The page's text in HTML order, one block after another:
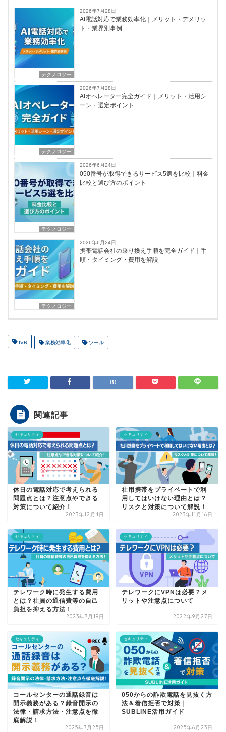
テクノロジー
2026年7月28日
AI電話対応で業務効率化｜メリット・デメリッ
ト・業界別事例
テクノロジー
2026年7月28日
AIオペレーター完全ガイド｜メリット・活用シ
ーン・選定ポイント
テクノロジー
2026年6月24日
050番号が取得できるサービス5選を比較｜料金
比較と選び方のポイント
テクノロジー
2026年6月24日
携帯電話会社の乗り換え手順を完全ガイド｜手
順・タイミング・費用を解説
IVR 業務効率化 ツール
関連記事
セキュリティ
休日の電話対応で考えられる
問題点とは？注意点やできる
対策について紹介！
2023年12月4日
セキュリティ
社用携帯をプライベートで利
用してはいけない理由とは？
リスクと対策について解説！
2023年11月16日
セキュリティ
テレワーク時に発生する費用
とは？社員の通信費等の自己
負担を抑える方法！
2023年7月19日
セキュリティ
テレワークにVPNは必要？メ
リットや注意点について
2022年9月27日
セキュリティ
コールセンターの通話録音は
開示義務がある？録音開示の
法律・請求方法・注意点を徹
底解説！
2025年7月25日
セキュリティ
050からの詐欺電話を見抜く方
法＆着信拒否で対策｜
SUBLINE活用ガイド
2025年6月23日